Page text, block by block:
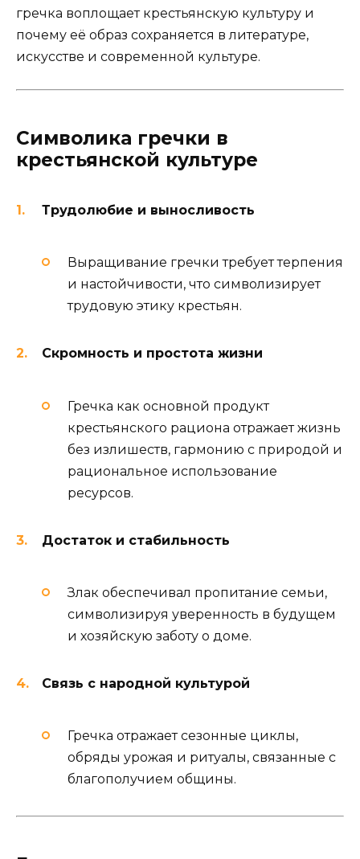
гречка воплощает крестьянскую культуру и
почему её образ сохраняется в литературе,
искусстве и современной культуре.
Символика гречки в
крестьянской культуре
Трудолюбие и выносливость
Выращивание гречки требует терпения
и настойчивости, что символизирует
трудовую этику крестьян.
Скромность и простота жизни
Гречка как основной продукт
крестьянского рациона отражает жизнь
без излишеств, гармонию с природой и
рациональное использование
ресурсов.
Достаток и стабильность
Злак обеспечивал пропитание семьи,
символизируя уверенность в будущем
и хозяйскую заботу о доме.
Связь с народной культурой
Гречка отражает сезонные циклы,
обряды урожая и ритуалы, связанные с
благополучием общины.